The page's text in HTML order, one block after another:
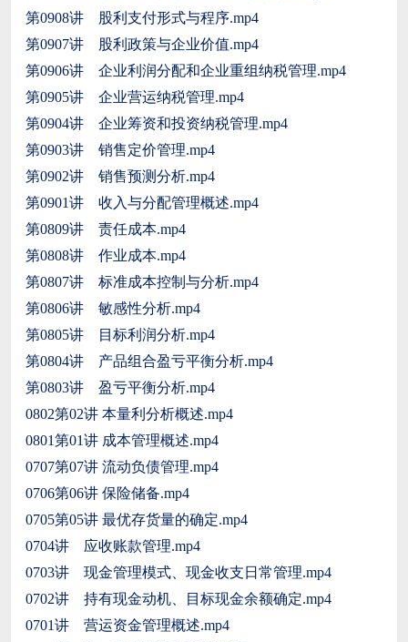
第0908讲 股利支付形式与程序.mp4
第0907讲 股利政策与企业价值.mp4
第0906讲 企业利润分配和企业重组纳税管理.mp4
第0905讲 企业营运纳税管理.mp4
第0904讲 企业筹资和投资纳税管理.mp4
第0903讲 销售定价管理.mp4
第0902讲 销售预测分析.mp4
第0901讲 收入与分配管理概述.mp4
第0809讲 责任成本.mp4
第0808讲 作业成本.mp4
第0807讲 标准成本控制与分析.mp4
第0806讲 敏感性分析.mp4
第0805讲 目标利润分析.mp4
第0804讲 产品组合盈亏平衡分析.mp4
第0803讲 盈亏平衡分析.mp4
0802第02讲 本量利分析概述.mp4
0801第01讲 成本管理概述.mp4
0707第07讲 流动负债管理.mp4
0706第06讲 保险储备.mp4
0705第05讲 最优存货量的确定.mp4
0704讲 应收账款管理.mp4
0703讲 现金管理模式、现金收支日常管理.mp4
0702讲 持有现金动机、目标现金余额确定.mp4
0701讲 营运资金管理概述.mp4